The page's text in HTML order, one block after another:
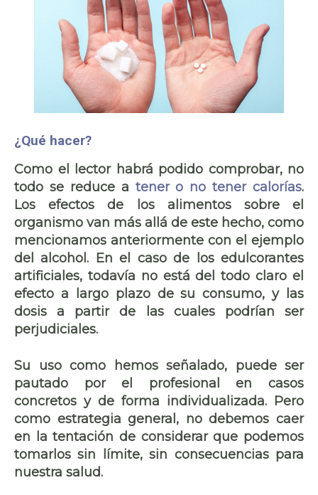
¿Qué hacer?
Como el lector habrá podido comprobar, no
todo se reduce a tener o no tener calorías.
Los efectos de los alimentos sobre el
organismo van más allá de este hecho, como
mencionamos anteriormente con el ejemplo
del alcohol. En el caso de los edulcorantes
artificiales, todavía no está del todo claro el
efecto a largo plazo de su consumo, y las
dosis a partir de las cuales podrían ser
perjudiciales.
Su uso como hemos señalado, puede ser
pautado por el profesional en casos
concretos y de forma individualizada. Pero
como estrategia general, no debemos caer
en la tentación de considerar que podemos
tomarlos sin límite, sin consecuencias para
nuestra salud.